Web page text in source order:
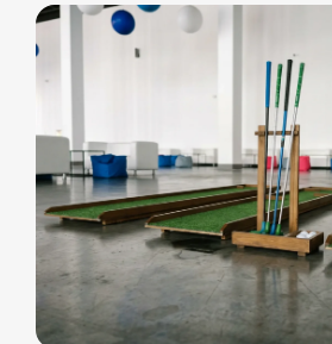
Оставить заявку
+7 964 635-25-15
info@smiletogo.ru
Написать в Телеграм
Фото и видео Музыкальные